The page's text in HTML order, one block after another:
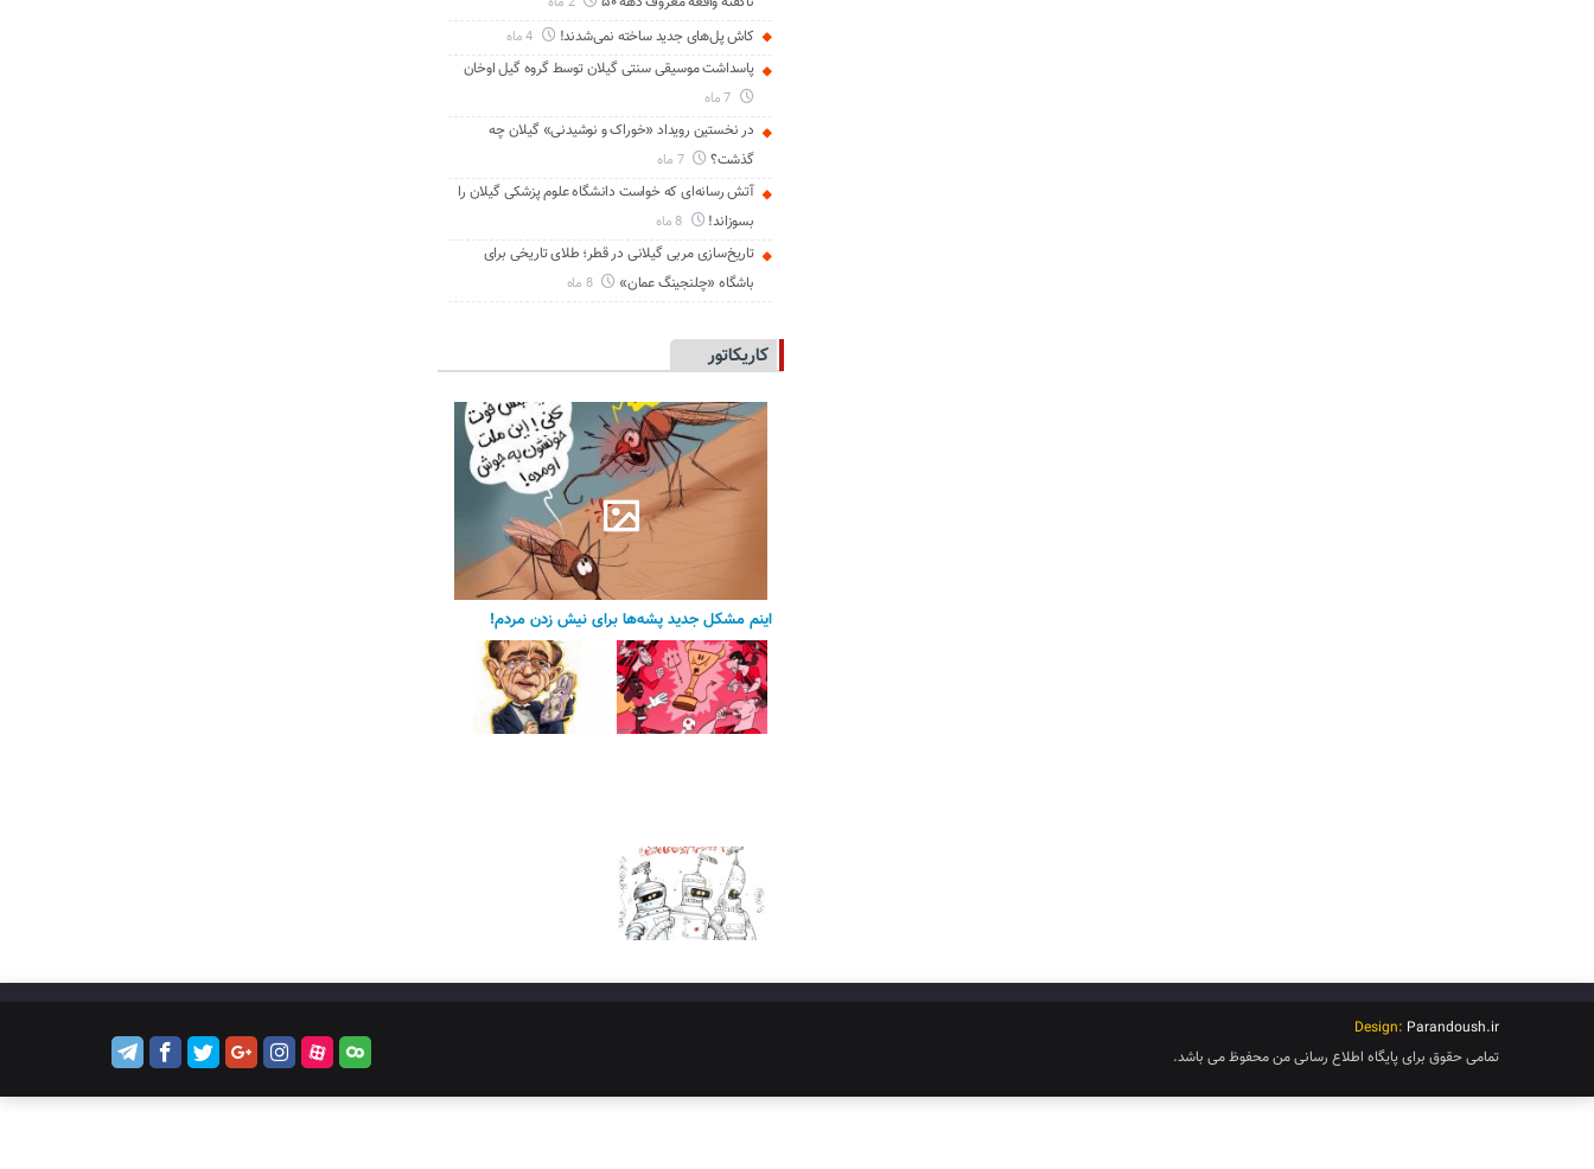
کاش پل‌های جدید ساخته نمی‌شدند!
پاسداشت موسیقی سنتی گیلان توسط گروه گیل اوخان
در نخستین رویداد «خوراک و نوشیدنی» گیلان چه
گذشت؟
7 ماه
آتش رسانه‌ای که خواست دانشگاه علوم پزشکی گیلان را
بسوزاند!
8 ماه
تاریخ‌سازی مربی گیلانی در قطر؛ طلای تاریخی برای
باشگاه «چلنجینگ عمان»
8 ماه
کاریکاتور
اینم مشکل جدید پشه‌ها برای نیش زدن مردم!